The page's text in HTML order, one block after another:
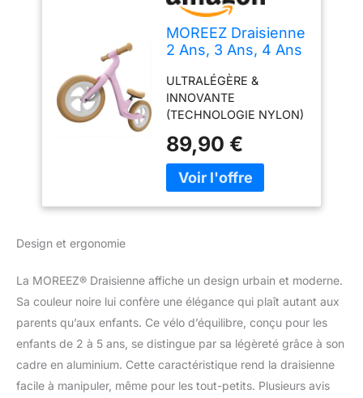
MOREEZ Draisienne
2 Ans, 3 Ans, 4 Ans
(3,9 kg) & Évolutif -
Cadre Nylon
Robuste
(Inoxydable) -
Draisienne Bébé
Pneus 12 Pouces
Imcrevables -
Design Allemand,
ULTRALÉGÈRE &
INNOVANTE
(TECHNOLOGIE NYLON)
acier ! Grâce à son cadre
en composite nylon
haute densité (GFRP),
Plus robuste que le
plastique, plus légère
que le métal. ÉVOLUTIVE
L'ENFANT (2 à 5 ANS) –
Un investissement
durable. La selle
89,90 €
Design et ergonomie
La MOREEZ® Draisienne affiche un design urbain et moderne.
Sa couleur noire lui confère une élégance qui plaît autant aux
parents qu’aux enfants. Ce vélo d’équilibre, conçu pour les
enfants de 2 à 5 ans, se distingue par sa légèreté grâce à son
cadre en aluminium. Cette caractéristique rend la draisienne
facile à manipuler, même pour les tout-petits. Plusieurs avis